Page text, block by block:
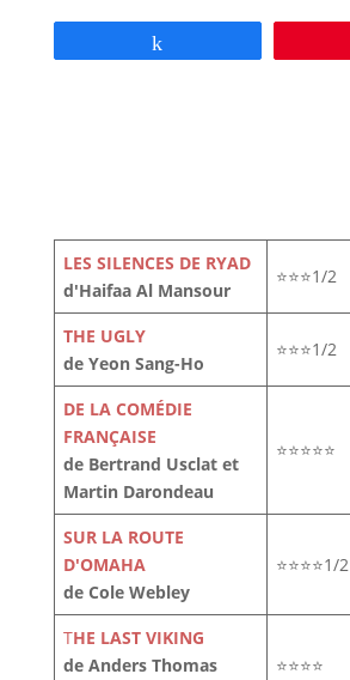
LES SILENCES DE RYAD
d'Haifaa Al Mansour
⭐⭐⭐1/2
THE UGLY
de Yeon Sang-Ho
⭐⭐⭐1/2
DE LA COMÉDIE
FRANÇAISE
de Bertrand Usclat et
Martin Darondeau
⭐⭐⭐⭐⭐
SUR LA ROUTE
D'OMAHA
de Cole Webley
⭐⭐⭐⭐1/2
THE LAST VIKING
de Anders Thomas
⭐⭐⭐⭐